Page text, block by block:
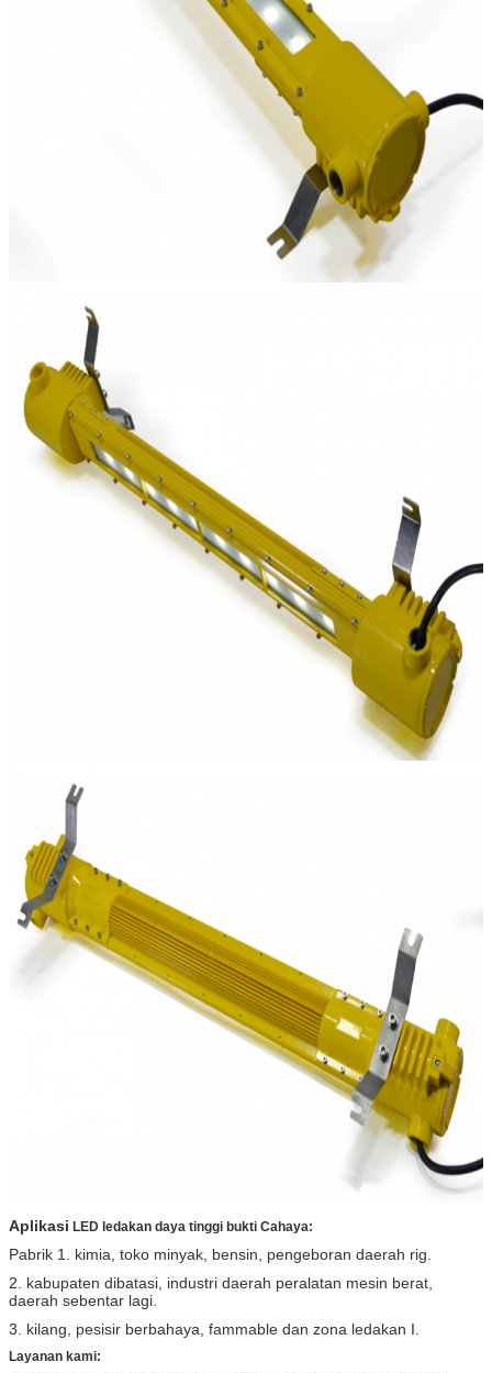
Aplikasi LED ledakan daya tinggi bukti Cahaya:
Pabrik 1. kimia, toko minyak, bensin, pengeboran daerah rig.
2. kabupaten dibatasi, industri daerah peralatan mesin berat,
daerah sebentar lagi.
3. kilang, pesisir berbahaya, fammable dan zona ledakan I.
Layanan kami: